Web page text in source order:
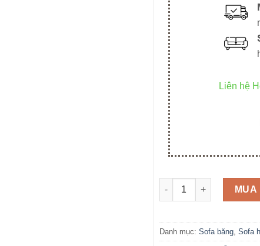
Liên hệ
SFB14 số lượng MUA
Danh mục: Sofa băng, Sofa